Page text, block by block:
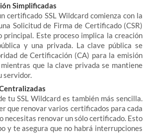
Simplificadas
certificado SSL Wildcard comienza con la
Solicitud de Firma de Certificado (CSR)
principal. Este proceso implica la creación
y una privada. La clave pública se
de Certificación (CA) para la emisión
que la clave privada se mantiene
servidor.
tu SSL Wildcard es también más sencilla.
que renovar varios certificados para cada
necesitas renovar un sólo certificado. Esto
y te asegura que no habrá interrupciones